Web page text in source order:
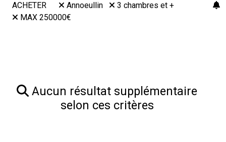
ACHETER Annoeullin
3 chambres et +
MAX 250000€
Aucun résultat supplémentaire
selon ces critères